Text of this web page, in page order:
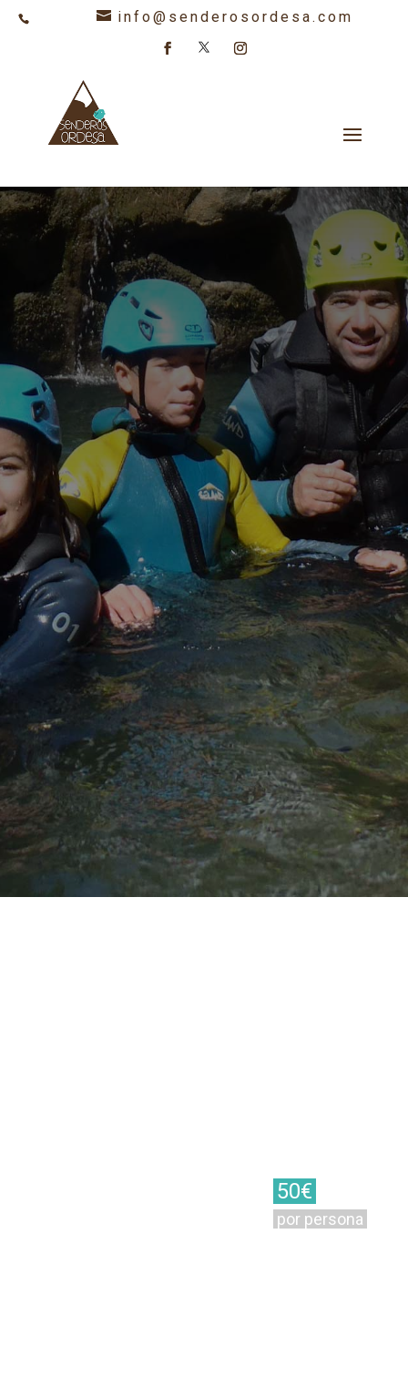
info@senderosordesa.com
Recorre los sorprendentes cauces de los
barrancos labrados por el paso de los siglos y la
erosión. Descubre unos lugares únicos
acompañados de un guía titulado y con gran
experiencia. Conoce su fauna y su flora endémica y
sus adaptaciones al medio y sobre todo disfruta
de un medio especial.
Grupos reducidos para evitar esperas y
barrancos no comerciales para evitar las
aglomeraciones…tu eliges….Nosotros te
aseguramos la máxima calidad en el servicio y una
jornada inolvidable.
Actividad para familias, grupos de amigos,
parejas…hay un barranco para cada persona, déjate
aconsejar, conocemos muy bien nuestro medio.
50€
por persona